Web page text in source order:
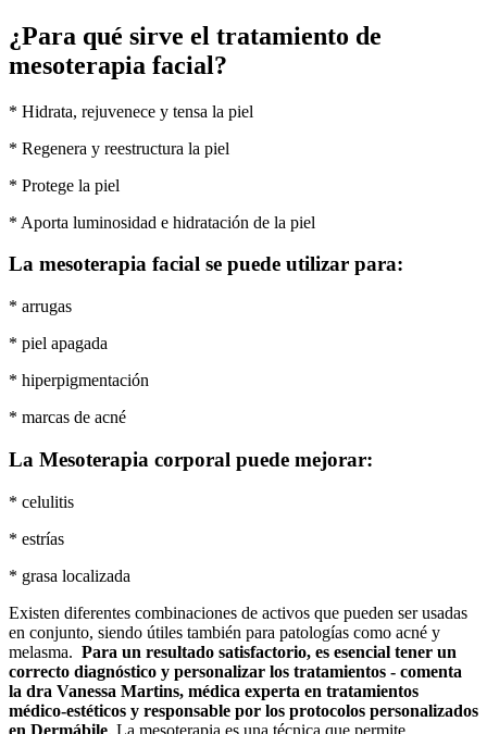
¿Para qué sirve el tratamiento de
mesoterapia facial?
* Hidrata, rejuvenece y tensa la piel
* Regenera y reestructura la piel
* Protege la piel
* Aporta luminosidad e hidratación de la piel
La mesoterapia facial se puede utilizar para:
* arrugas
* piel apagada
* hiperpigmentación
* marcas de acné
La Mesoterapia corporal puede mejorar:
* celulitis
* estrías
* grasa localizada
Existen diferentes combinaciones de activos que pueden ser usadas
en conjunto, siendo útiles también para patologías como acné y
melasma. Para un resultado satisfactorio, es esencial tener un
correcto diagnóstico y personalizar los tratamientos - comenta
la dra Vanessa Martins, médica experta en tratamientos
médico-estéticos y responsable por los protocolos personalizados
en Dermábile. La mesoterapia es una técnica que permite